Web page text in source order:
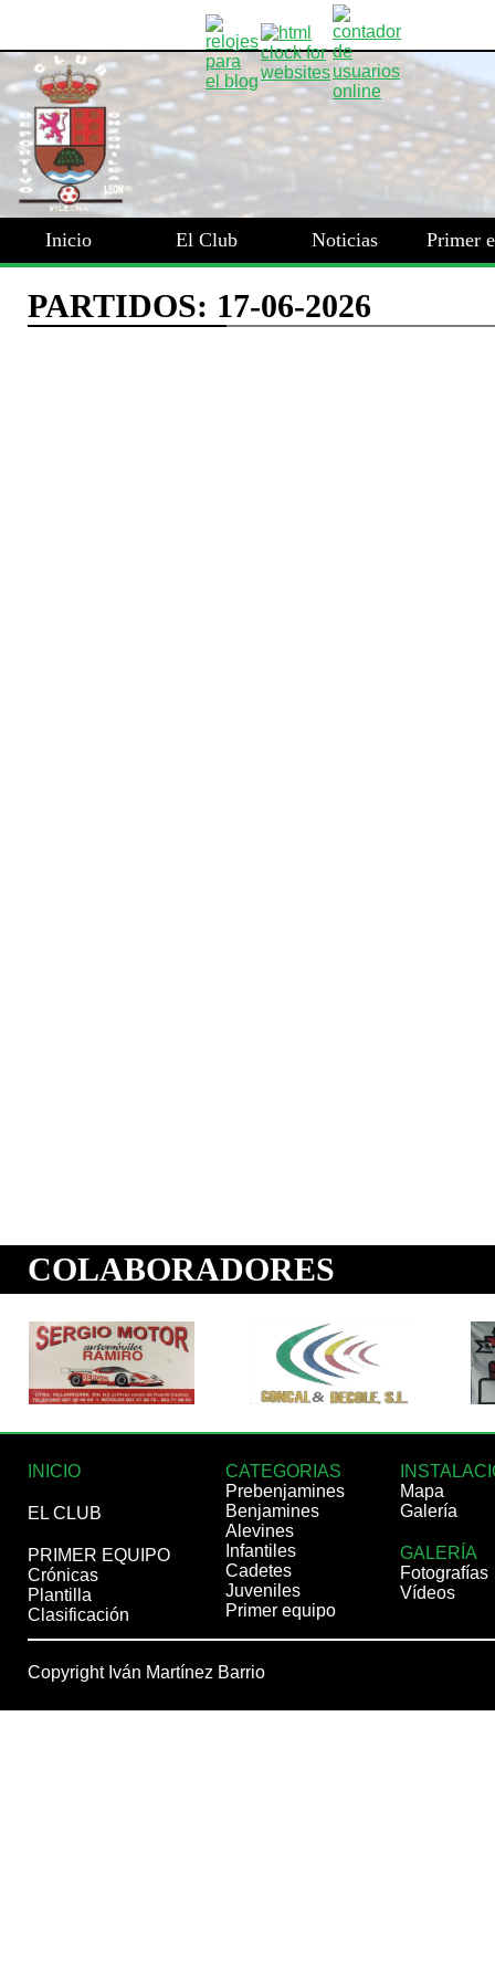
Inicio El Club Noticias Primer
INICIO
EL CLUB
PRIMER EQUIPO
Crónicas
Plantilla
Clasificación
CATEGORIAS
Prebenjamines
Benjamines
Alevines
Infantiles
Cadetes
Juveniles
Primer equipo
Mapa
Galería
GALERÍA
Fotografías
Vídeos
Copyright Iván Martínez Barrio